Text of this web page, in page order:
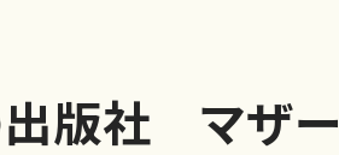
版社 マザー